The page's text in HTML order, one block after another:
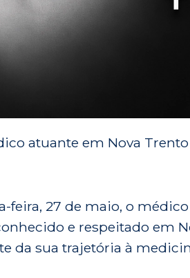
atuante em Nova Trento
feira, 27 de maio, o
e respeitado em
da sua trajetória à